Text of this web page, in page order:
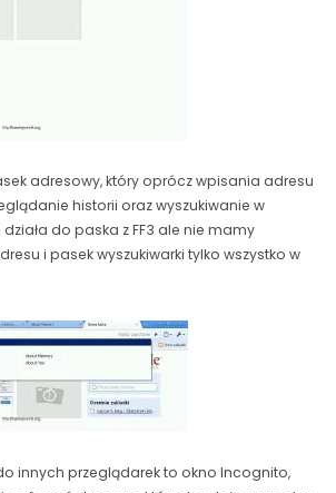
adresowy, który oprócz wpisania adresu
historii oraz wyszukiwanie w
do paska z FF3 ale nie mamy
i pasek wyszukiwarki tylko wszystko w
innych przeglądarek to okno Incognito,